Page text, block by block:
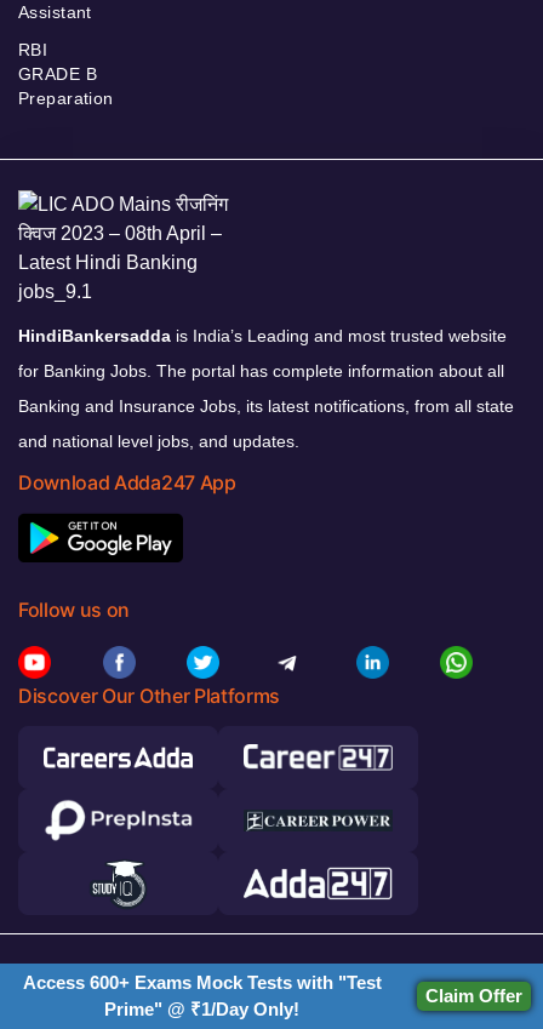
Assistant
RBI
GRADE B
Preparation
HindiBankersadda is India’s Leading and most trusted website
for Banking Jobs. The portal has complete information about all
Banking and Insurance Jobs, its latest notifications, from all state
and national level jobs, and updates.
Download Adda247 App
Follow us on
Discover Our Other Platforms
© 2026 Adda247. All rights reserved.
Responsible
Cancellation
& Refunds
Privacy
Access 600+ Exams Mock Tests with "Test
Prime" @ ₹1/Day Only!
Claim Offer